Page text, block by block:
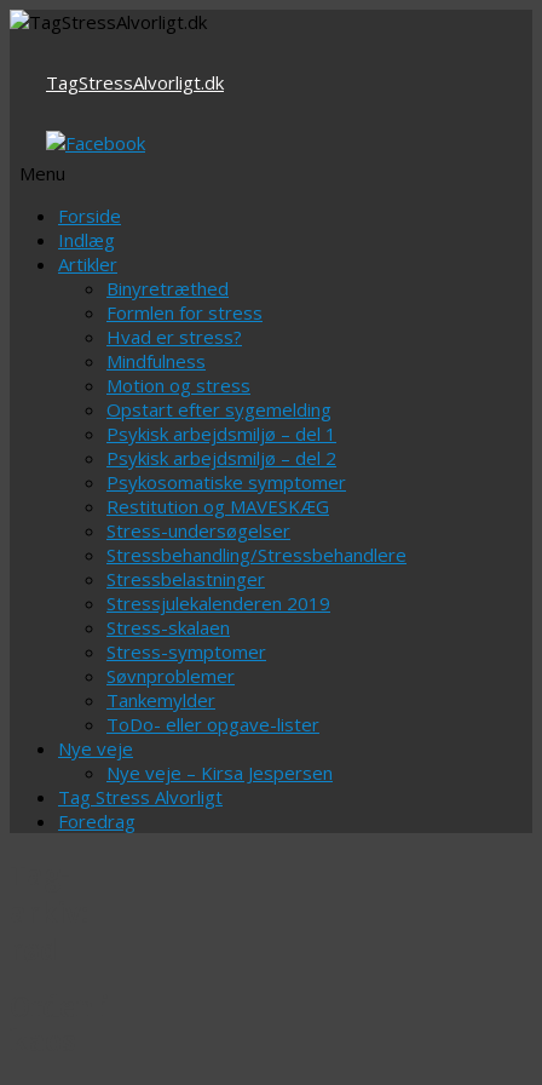
TagStressAlvorligt.dk
Menu
Videre
indhold
Forside
Indlæg
Artikler
Binyretræthed
Formlen for stress
Hvad er stress?
Mindfulness
Motion og stress
Opstart efter sygemelding
Psykisk arbejdsmiljø – del 1
Psykisk arbejdsmiljø – del 2
Psykosomatiske symptomer
Restitution og MAVESKÆG
Stress-undersøgelser
Stressbehandling/Stressbehandlere
Stressbelastninger
Stressjulekalenderen 2019
Stress-skalaen
Stress-symptomer
Søvnproblemer
Tankemylder
ToDo- eller opgave-lister
Nye veje
Nye veje – Kirsa Jespersen
Tag Stress Alvorligt
Foredrag